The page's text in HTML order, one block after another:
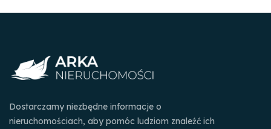
Dostarczamy niezbędne informacje o
nieruchomościach, aby pomóc ludziom znaleźć ich